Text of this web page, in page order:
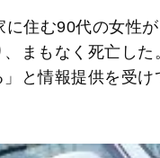
住む90代の女性
まもなく死亡した
と情報提供を受